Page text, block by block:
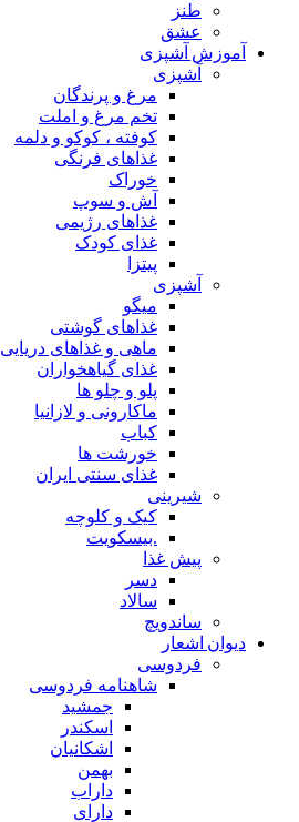
طنز
عشق
آموزش آشپزی
آشپزی
مرغ و پرندگان
تخم مرغ و املت
کوفته ، کوکو و دلمه
غذاهای فرنگی
خوراک
آش و سوپ
غذاهای رژیمی
غذای کودک
پیتزا
آشپزی
میگو
غذاهای گوشتی
ماهی و غذاهای دریایی
غذای گیاهخواران
پلو و چلو ها
ماکارونی و لازانیا
کباب
خورشت ها
غذای سنتی ایران
شیرینی
کیک و کلوچه
.بیسکویت
پیش غذا
دسر
سالاد
ساندویچ
دیوان اشعار
فردوسی
شاهنامه فردوسی
جمشید
اسکندر
اشکانیان
بهمن
داراب
دارای